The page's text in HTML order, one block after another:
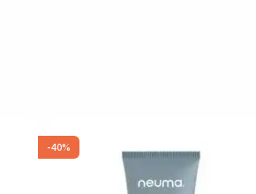
-40%